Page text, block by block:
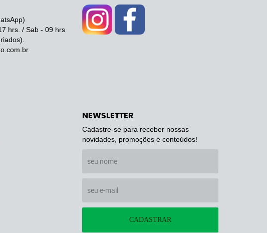
hrs. / Sab - 09 hrs
NEWSLETTER
Cadastre-se para receber nossas
novidades, promoções e conteúdos!
CADASTRAR